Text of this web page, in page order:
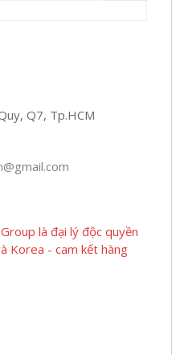
Q7, Tp.HCM
là đại lý độc quyền
Korea - cam kết hàng